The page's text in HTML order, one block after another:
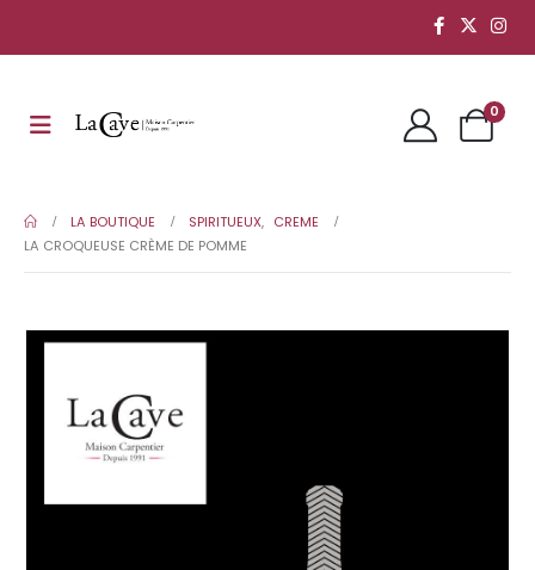
0
LA BOUTIQUE SPIRITUEUX, CREME
LA CROQUEUSE CRÈME DE POMME